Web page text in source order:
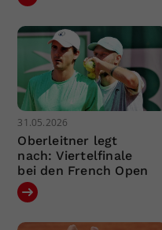
31.05.2026
Oberleitner legt
nach: Viertelfinale
bei den French Open